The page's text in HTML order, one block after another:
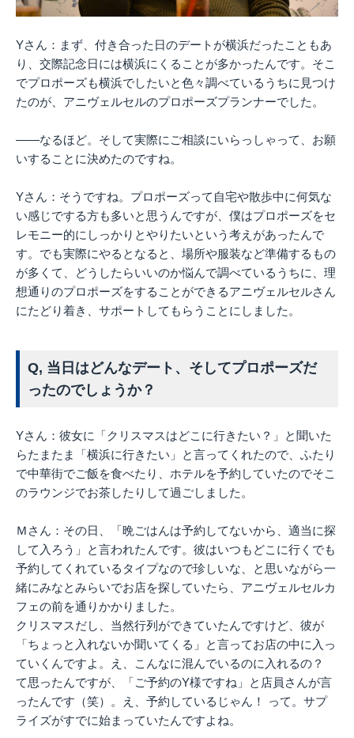
Yさん：まず、付き合った日のデートが横浜だったこともあ
り、交際記念日には横浜にくることが多かったんです。そこ
でプロポーズも横浜でしたいと色々調べているうちに見つけ
たのが、アニヴェルセルのプロポーズプランナーでした。
――なるほど。そして実際にご相談にいらっしゃって、お願
いすることに決めたのですね。
Yさん：そうですね。プロポーズって自宅や散歩中に何気な
い感じでする方も多いと思うんですが、僕はプロポーズをセ
レモニー的にしっかりとやりたいという考えがあったんで
す。でも実際にやるとなると、場所や服装など準備するもの
が多くて、どうしたらいいのか悩んで調べているうちに、理
想通りのプロポーズをすることができるアニヴェルセルさん
にたどり着き、サポートしてもらうことにしました。
Q, 当日はどんなデート、そしてプロポーズだ
ったのでしょうか？
Yさん：彼女に「クリスマスはどこに行きたい？」と聞いた
らたまたま「横浜に行きたい」と言ってくれたので、ふたり
で中華街でご飯を食べたり、ホテルを予約していたのでそこ
のラウンジでお茶したりして過ごしました。
Ｍさん：その日、「晩ごはんは予約してないから、適当に探
して入ろう」と言われたんです。彼はいつもどこに行くでも
予約してくれているタイプなので珍しいな、と思いながら一
緒にみなとみらいでお店を探していたら、アニヴェルセルカ
フェの前を通りかかりました。
クリスマスだし、当然行列ができていたんですけど、彼が
「ちょっと入れないか聞いてくる」と言ってお店の中に入っ
ていくんですよ。え、こんなに混んでいるのに入れるの？
て思ったんですが、「ご予約のY様ですね」と店員さんが言
ったんです（笑）。え、予約しているじゃん！ って。サプ
ライズがすでに始まっていたんですよね。